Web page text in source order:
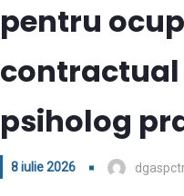
pentru
contractual
psiholog
8 iulie 2026